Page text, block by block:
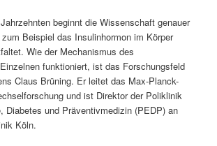
beginnt die Wissenschaft genauer
Beispiel das Insulinhormon im Körper
Wie der Mechanismus des
funktioniert, ist das Forschungsfeld
Claus Brüning. Er leitet das Max-Planck-
und ist Direktor der Poliklinik
Diabetes und Präventivmedizin (PEDP) an
Köln.